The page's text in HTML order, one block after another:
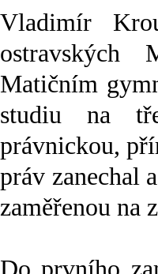
Vladimír
ostravských
Matičním
studiu na
právnickou,
práv zanechal
zaměřenou na